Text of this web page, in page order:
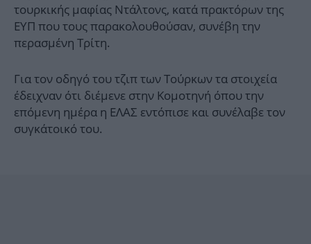
τουρκικής μαφίας Ντάλτονς, κατά πρακτόρων της
ΕΥΠ που τους παρακολουθούσαν, συνέβη την
περασμένη Τρίτη.
Για τον οδηγό του τζιπ των Τούρκων τα στοιχεία
έδειχναν ότι διέμενε στην Κομοτηνή όπου την
επόμενη ημέρα η ΕΛΑΣ εντόπισε και συνέλαβε τον
συγκάτοικό του.